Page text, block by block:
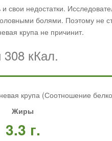
свои недостатки.
болями. Поэтому не
крупа не причинит.
308 кКал.
крупа (Соотношение
Жиры
3.3 г.